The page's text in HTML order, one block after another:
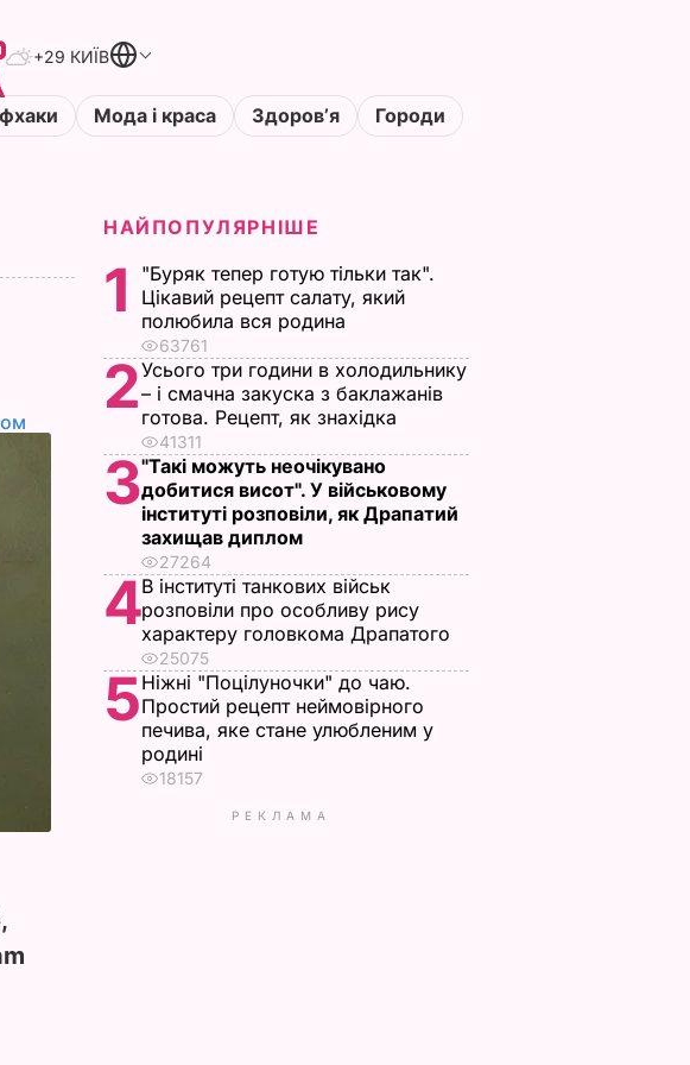
+29 КИЇВ
Мода і краса Здоровʼя Городи
НАЙПОПУЛЯРНІШЕ
1
"Буряк тепер готую тільки так".
Цікавий рецепт салату, який
полюбила вся родина
63761
2Усього три години в холодильнику
– і смачна закуска з баклажанів
готова. Рецепт, як знахідка
41311
3"Такі можуть неочікувано
добитися висот". У військовому
інституті розповіли, як Драпатий
захищав диплом
27264
4В інституті танкових військ
розповіли про особливу рису
характеру головкома Драпатого
25075
5Ніжні "Поцілуночки" до чаю.
Простий рецепт неймовірного
печива, яке стане улюбленим у
родині
18157
РЕКЛАМА